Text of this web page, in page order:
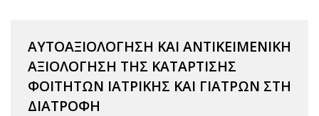
ΑΥΤΟΑΞΙΟΛΟΓΗΣΗ ΚΑΙ ΑΝΤΙΚΕΙΜΕΝΙΚΗ
ΑΞΙΟΛΟΓΗΣΗ ΤΗΣ ΚΑΤΑΡΤΙΣΗΣ
ΦΟΙΤΗΤΩΝ ΙΑΤΡΙΚΗΣ ΚΑΙ ΓΙΑΤΡΩΝ ΣΤΗ
ΔΙΑΤΡΟΦΗ